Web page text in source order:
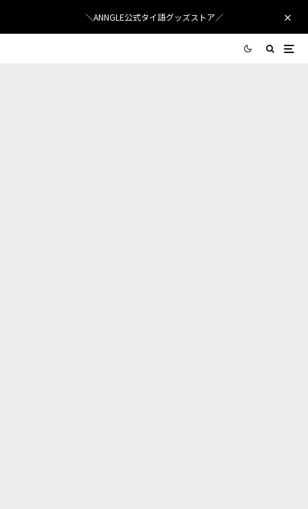
＼ANNGLE公式タイ語グッズストア／